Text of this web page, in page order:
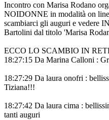
Incontro con Marisa Rodano
NOIDONNE in modalità on
scambiarci gli auguri e vedere
Bartolini dal titolo 'Marisa
ECCO LO SCAMBIO IN
18:27:15 Da Marina Calloni :
18:27:29 Da laura onofri :
Tiziana!!!
18:27:42 Da laura cima :
tanti auguri